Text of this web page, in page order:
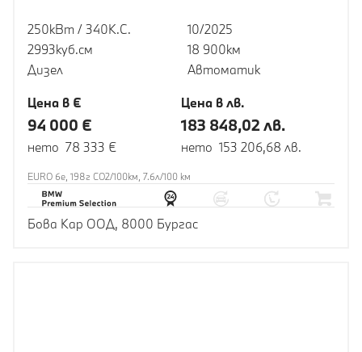
250кВт / 340К.С.
2993куб.cм
Дизел
10/2025
18 900км
Автоматик
Цена в €
94 000 €
нето 78 333 €
Цена в лв.
183 848,02 лв.
нето 153 206,68 лв.
EURO 6e, 198г CO2/100км, 7.6л/100 км
Бова Кар ООД, 8000 Бургас